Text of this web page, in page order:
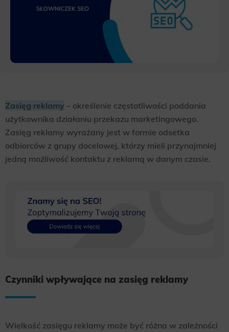
Zasięg reklamy – określenie częstotliwości poddania
użytkownika działaniu przekazu marketingowego.
Zasięg reklamy wyrażany jest w formie odsetka
odbiorców z grupy docelowej, którzy mieli przynajmniej
jedną możliwość kontaktu z reklamą w danym czasie.
Czynniki wpływające na zasięg reklamy
Wielkość zasięgu reklamy może być różna w zależności